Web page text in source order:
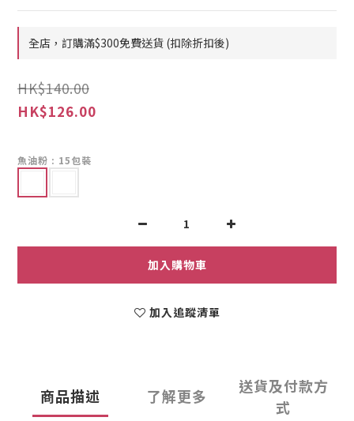
全店，訂購滿$300免費送貨 (扣除折扣後)
HK$140.00
HK$126.00
魚油粉 : 15包裝
加入購物車
加入追蹤清單
商品描述 了解更多
送貨及付款方
式